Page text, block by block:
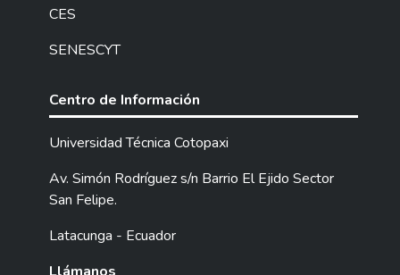
CES
SENESCYT
Centro de Información
Universidad Técnica Cotopaxi
Av. Simón Rodríguez s/n Barrio El Ejido Sector
San Felipe.
Latacunga - Ecuador